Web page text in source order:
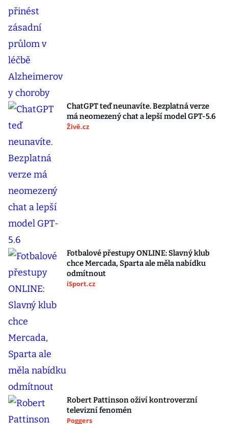
ChatGPT teď neunavíte. Bezplatná verze
má neomezený chat a lepší model GPT-5.6
Živě.cz
Fotbalové přestupy ONLINE: Slavný klub
chce Mercada, Sparta ale měla nabídku
odmítnout
iSport.cz
Robert Pattinson oživí kontroverzní
televizní fenomén
Poggers